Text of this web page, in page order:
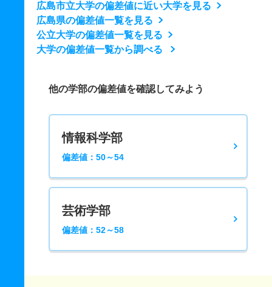
広島市立大学の偏差値に近い大学を見る
広島県の偏差値一覧を見る
公立大学の偏差値一覧を見る
大学の偏差値一覧から調べる
他の学部の偏差値を確認してみよう
情報科学部
偏差値：50～54
芸術学部
偏差値：52～58